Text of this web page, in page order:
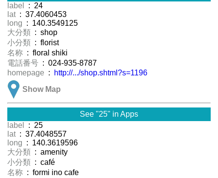
label
: 24
lat : 37.4060453
long : 140.3549125
大分類 : shop
小分類 : florist
名称 : floral shiki
電話番号 : 024-935-8787
homepage :
http://.../shop.shtml?s=1196
Show Map
See "25" in Apps
label
: 25
lat : 37.4048557
long : 140.3619596
大分類 : amenity
小分類 : café
名称 : formi ino cafe